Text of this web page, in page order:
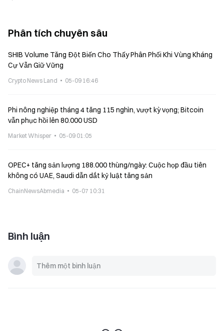
Phân tích chuyên sâu
SHIB Volume Tăng Đột Biến Cho Thấy Phân Phối Khi Vùng Kháng
Cự Vẫn Giữ Vững
Crypto News Land 05-09 16:46
Phi nông nghiệp tháng 4 tăng 115 nghìn, vượt kỳ vọng; Bitcoin
vẫn phục hồi lên 80.000 USD
Market Whisper 05-09 01:05
OPEC+ tăng sản lượng 188.000 thùng/ngày: Cuộc họp đầu tiên
không có UAE, Saudi dẫn dắt kỷ luật tăng sản
ChainNewsAbmedia 05-07 10:31
Bình luận